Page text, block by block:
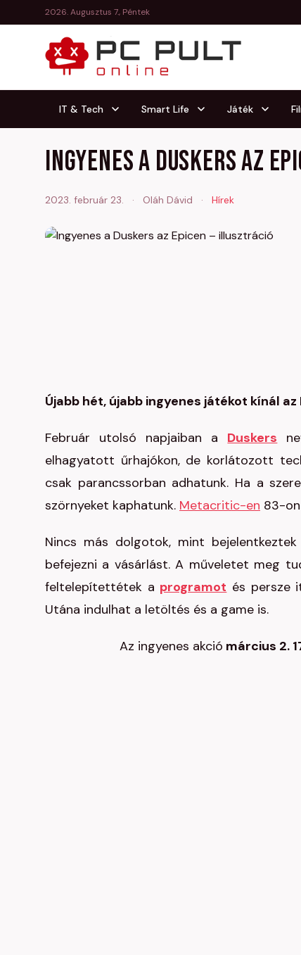
2026. Augusztus 7., Péntek
IT & Tech Smart Life Játék
Ingyenes a Duskers az
2023. február 23. · Oláh Dávid · Hírek
Újabb hét, újabb ingyenes játékot kínál az
Február utolsó napjaiban a Duskers
elhagyatott űrhajókon, de korlátozott
csak parancssorban adhatunk. Ha a
szörnyeket kaphatunk. Metacritic-en 83-
Nincs más dolgotok, mint
befejezni a vásárlást. A műveletet meg
feltelepítettétek a programot és persze
Utána indulhat a letöltés és a game is.
Az ingyenes akció március 2.